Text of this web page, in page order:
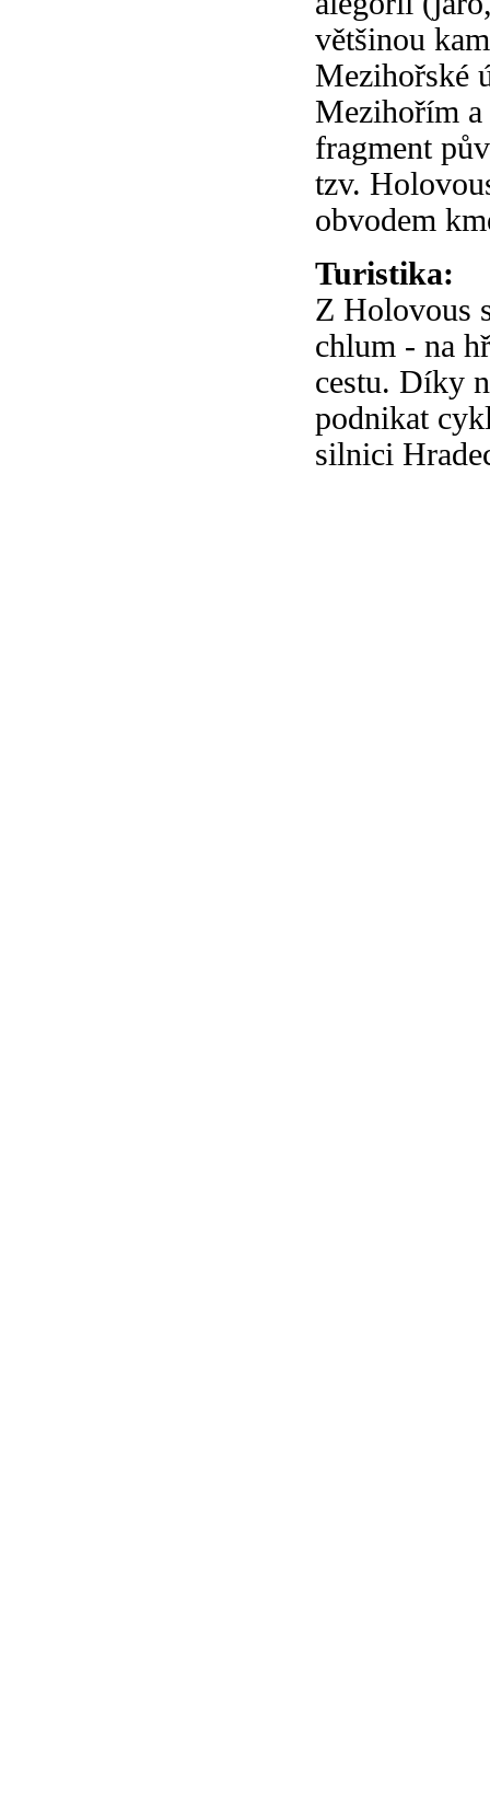
většinou
Mezihořské
Mezihořím a
fragment
tzv.
obvodem
Turistika:
Z Holovous
chlum - na
cestu. Díky
podnikat
silnici